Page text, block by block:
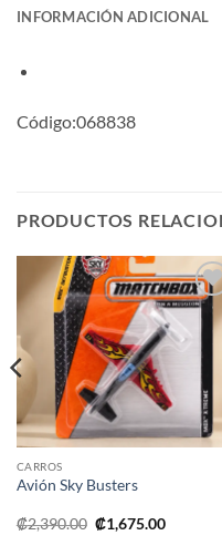
INFORMACIÓN ADICIONAL
Código:068838
PRODUCTOS
a la
lista de
CARROS
Avión Sky Busters
₡2,390.00 El
precio
₡1,675.00El